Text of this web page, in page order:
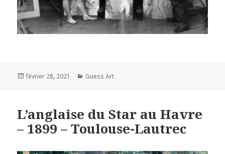
Posted
février 28, 2021 Categories
Guess Art
L’anglaise du Star au Havre
– 1899 – Toulouse-Lautrec